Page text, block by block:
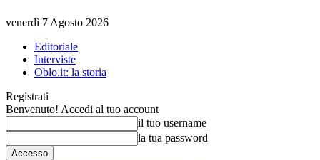
venerdì 7 Agosto 2026
Editoriale
Interviste
Oblo.it: la storia
Registrati
Benvenuto! Accedi al tuo account
il tuo username
la tua password